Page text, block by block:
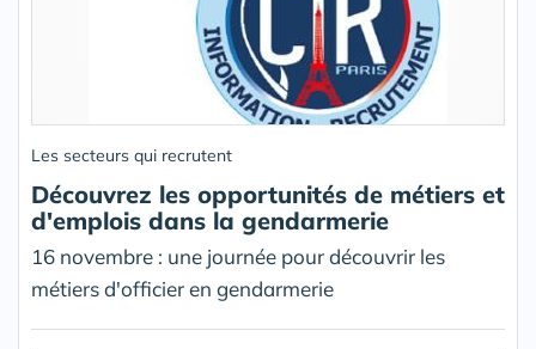
Les secteurs qui recrutent
Découvrez les opportunités de métiers et
d'emplois dans la gendarmerie
16 novembre : une journée pour découvrir les
métiers d'officier en gendarmerie